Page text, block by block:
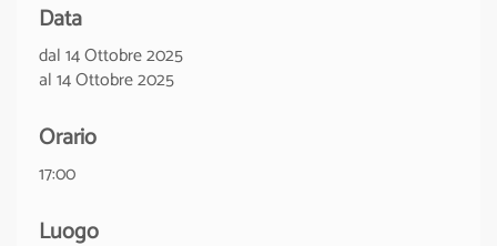
Data
dal 14 Ottobre 2025
al 14 Ottobre 2025
Orario
17:00
Luogo